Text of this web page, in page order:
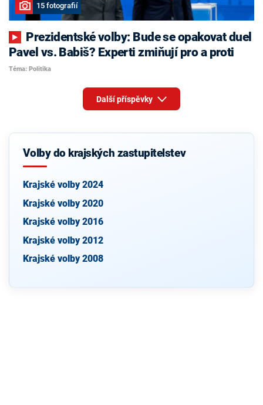
15 fotografií
Pavel vs. Babiš? Experti zmiňují pro a proti
Téma: Politika
Další příspěvky
Volby do krajských zastupitelstev
Krajské volby 2024
Krajské volby 2020
Krajské volby 2016
Krajské volby 2012
Krajské volby 2008